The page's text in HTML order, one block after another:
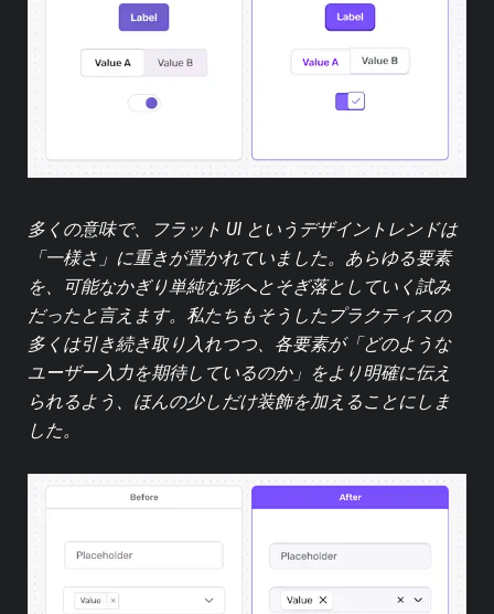
多くの意味で、フラット UI というデザイントレンドは
「一様さ」に重きが置かれていました。あらゆる要素
を、可能なかぎり単純な形へとそぎ落としていく試み
だったと言えます。 私たちもそうしたプラクティスの
多くは引き続き取り入れつつ、各要素が「どのような
ユーザー入力を期待しているのか」をより明確に伝え
られるよう、ほんの少しだけ装飾を加えることにしま
した。